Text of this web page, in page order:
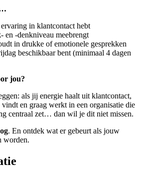
in klantcontact hebt
en -denkniveau meebrengt
in drukke of emotionele gesprekken
beschikbaar bent (minimaal 4 dagen
jou?
als jij energie haalt uit klantcontact,
en graag werkt in een organisatie die
centraal zet… dan wil je dit niet missen.
. En ontdek wat er gebeurt als jouw
worden.